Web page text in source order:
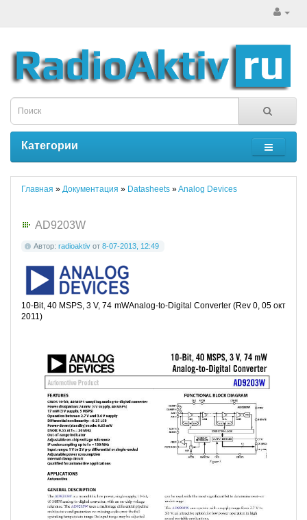
Категории
Главная » Документация » Datasheets »Analog Devices
AD9203W
Автор: radioaktiv от 8-07-2013, 12:49
10-Bit, 40 MSPS, 3 V, 74 mWAnalog-to-Digital Converter (Rev 0, 05 окт
2011)